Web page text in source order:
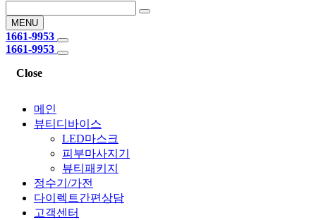
MENU
1661-9953
1661-9953
Close
메인
뷰티디바이스
LED마스크
피부마사지기
뷰티패키지
정수기/가전
다이렉트간편상담
고객센터